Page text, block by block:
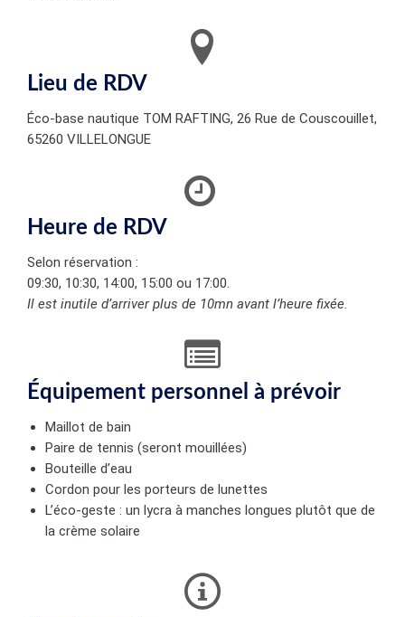
Lieu de RDV
Éco-base nautique TOM RAFTING, 26 Rue de Couscouillet,
65260 VILLELONGUE
Heure de RDV
Selon réservation :
09:30, 10:30, 14:00, 15:00 ou 17:00.
Il est inutile d’arriver plus de 10mn avant l’heure fixée.
Équipement personnel à prévoir
Maillot de bain
Paire de tennis (seront mouillées)
Bouteille d’eau
Cordon pour les porteurs de lunettes
L’éco-geste : un lycra à manches longues plutôt que de
la crème solaire